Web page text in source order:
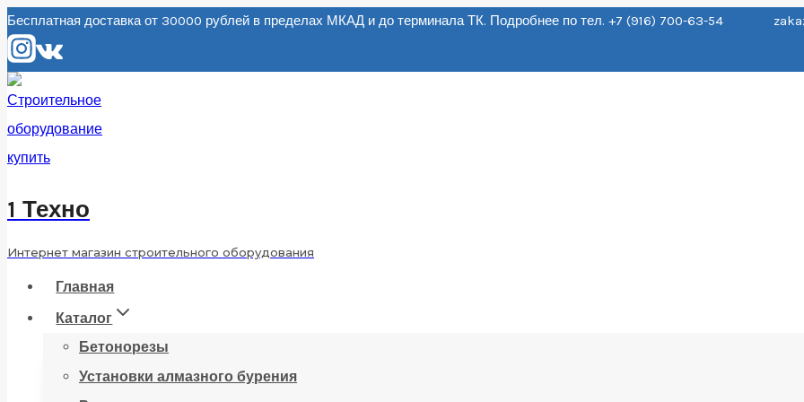
Перейти
к
содержанию
Бесплатная доставка от 30000 рублей в пределах МКАД и до терминала ТК. Подробнее по тел. +7 (916) 700-63-54
1 Техно
Интернет магазин строительного оборудования
Главная
Каталог
Бетонорезы
Установки алмазного бурения